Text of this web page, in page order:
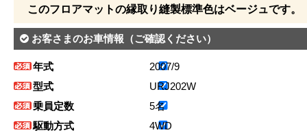
このフロアマットの縁取り縫製標準色はベージュです。
お客さまのお車情報 （ご確認ください）
年式
2007/9
型式
URJ202W
乗員定数
5名
駆動方式
4WD